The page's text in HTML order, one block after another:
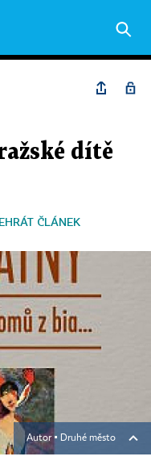
dítě
ČLÁNEK
Autor ▪ Druhé město